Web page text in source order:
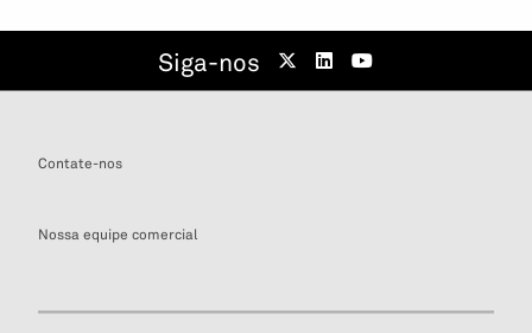
Siga-nos
Contate-nos
Nossa equipe comercial